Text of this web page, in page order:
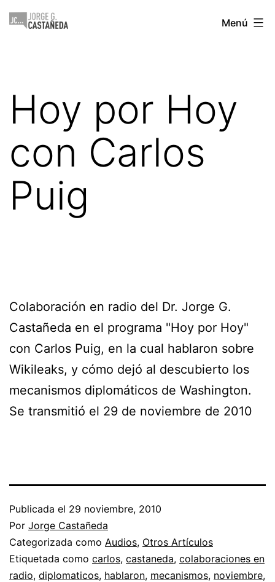
Saltar
Jorge
Menú
Hoy por Hoy
con Carlos
Puig
Colaboración en radio del Dr. Jorge G.
Castañeda en el programa "Hoy por Hoy"
con Carlos Puig, en la cual hablaron sobre
Wikileaks, y cómo dejó al descubierto los
mecanismos diplomáticos de Washington.
Se transmitió el 29 de noviembre de 2010
Publicada el 29 noviembre, 2010
Por Jorge Castañeda
Categorizada como Audios, Otros Artículos
Etiquetada como carlos, castaneda, colaboraciones en
radio, diplomaticos, hablaron, mecanismos, noviembre,